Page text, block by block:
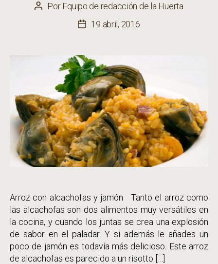
Autor
PorEquipo de redacción de la Huerta
Fecha
entrada
19 abril, 2016
Arroz con alcachofas y jamón Tanto el arroz como
las alcachofas son dos alimentos muy versátiles en
la cocina, y cuando los juntas se crea una explosión
de sabor en el paladar. Y si además le añades un
poco de jamón es todavía más delicioso. Este arroz
de alcachofas es parecido a un risotto […]